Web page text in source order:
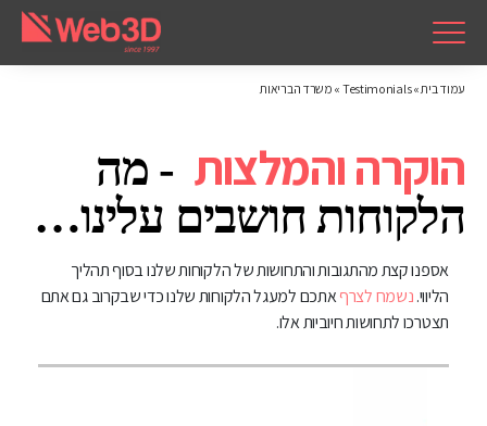
עמוד בית»
Testimonials
» משרד הבריאות
אספנו קצת מהתגובות והתחושות של הלקוחות שלנו בסוף תהליך
הליווי.נשמח לצרףאתכם למעגל הלקוחות שלנו כדי שבקרוב גם אתם
תצטרכו לתחושות חיוביות אלו.